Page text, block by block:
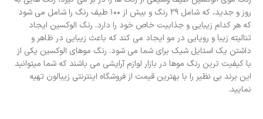
روز و جدید، که شامل ۲۹ رنگ و بیش از ۱۰۰ طیف رنگ را شامل می شود
که هر کدام زیبایی و جذابیت خاص خود را دارد. رنگ الوکسین ایجاد
تنالیته زیبا و رویایی در مو ایجاد می کند که باعث زیبایی در ظاهر و
داشتن یک استایل شیک برای شما می شود. رنگ موهای الوکسین یکی از
با کیفیت ترین رنگ موها در بازار لوازم آرایشی می باشند که شما میتوانید
این برند بی نظیر را با بهترین قیمت از فروشگاه اینترنتی زیبالون تهیه
نمایید.